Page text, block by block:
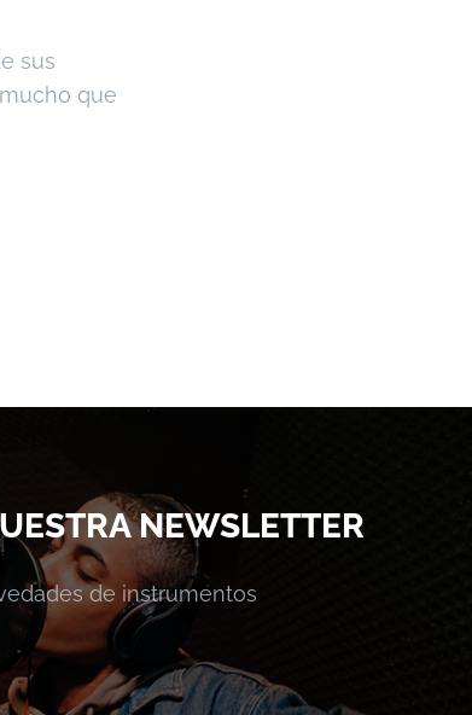
sus
que
NEWSLETTER
de instrumentos